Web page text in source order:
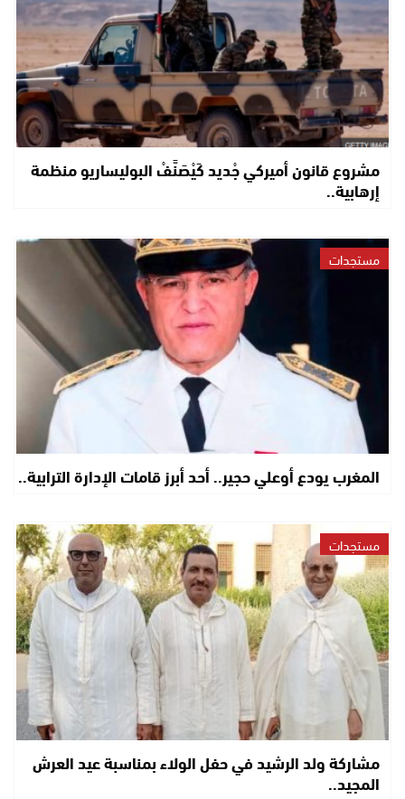
مشروع قانون أميركي جْديد كَيْصَنَّفْ البوليساريو منظمة
إرهابية..
مستجدات
المغرب يودع أوعلي حجير.. أحد أبرز قامات الإدارة الترابية..
مستجدات
مشاركة ولد الرشيد في حفل الولاء بمناسبة عيد العرش
المجيد..